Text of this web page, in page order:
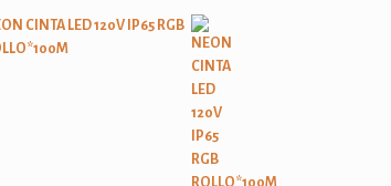
CINTA LED 120V IP65 RGB